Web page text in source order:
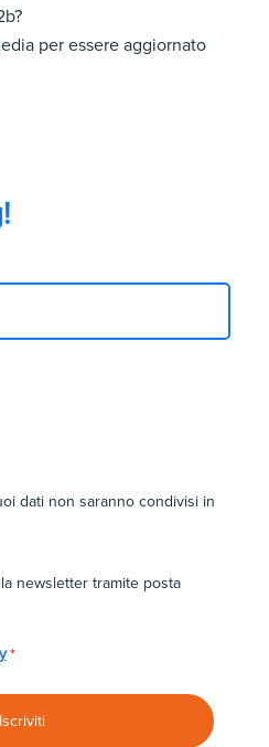
per essere aggiornato
dati non saranno condivisi in
newsletter tramite posta
*